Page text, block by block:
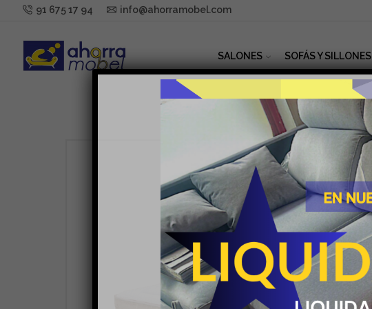
91 675 17 94 info@ahorramobel.com
SALONES SOFÁS Y SILLONES